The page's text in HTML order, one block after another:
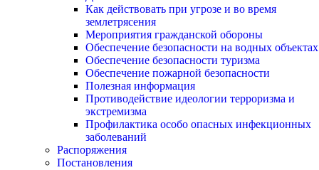
Как действовать при угрозе и во время
землетрясения
Мероприятия гражданской обороны
Обеспечение безопасности на водных объектах
Обеспечение безопасности туризма
Обеспечение пожарной безопасности
Полезная информация
Противодействие идеологии терроризма и
экстремизма
Профилактика особо опасных инфекционных
заболеваний
Распоряжения
Постановления